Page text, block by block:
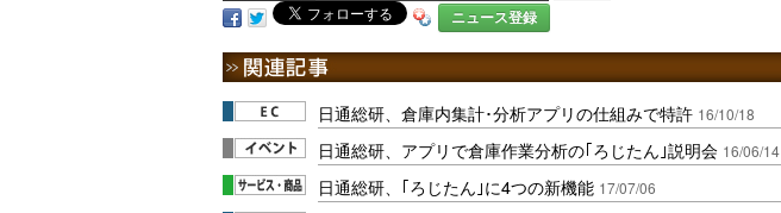
ニュース登録
日通総研、倉庫内集計･分析アプリの仕組みで特許 16/10/18
日通総研、アプリで倉庫作業分析の｢ろじたん｣説明会 16/06/14
日通総研、｢ろじたん｣に4つの新機能 17/07/06